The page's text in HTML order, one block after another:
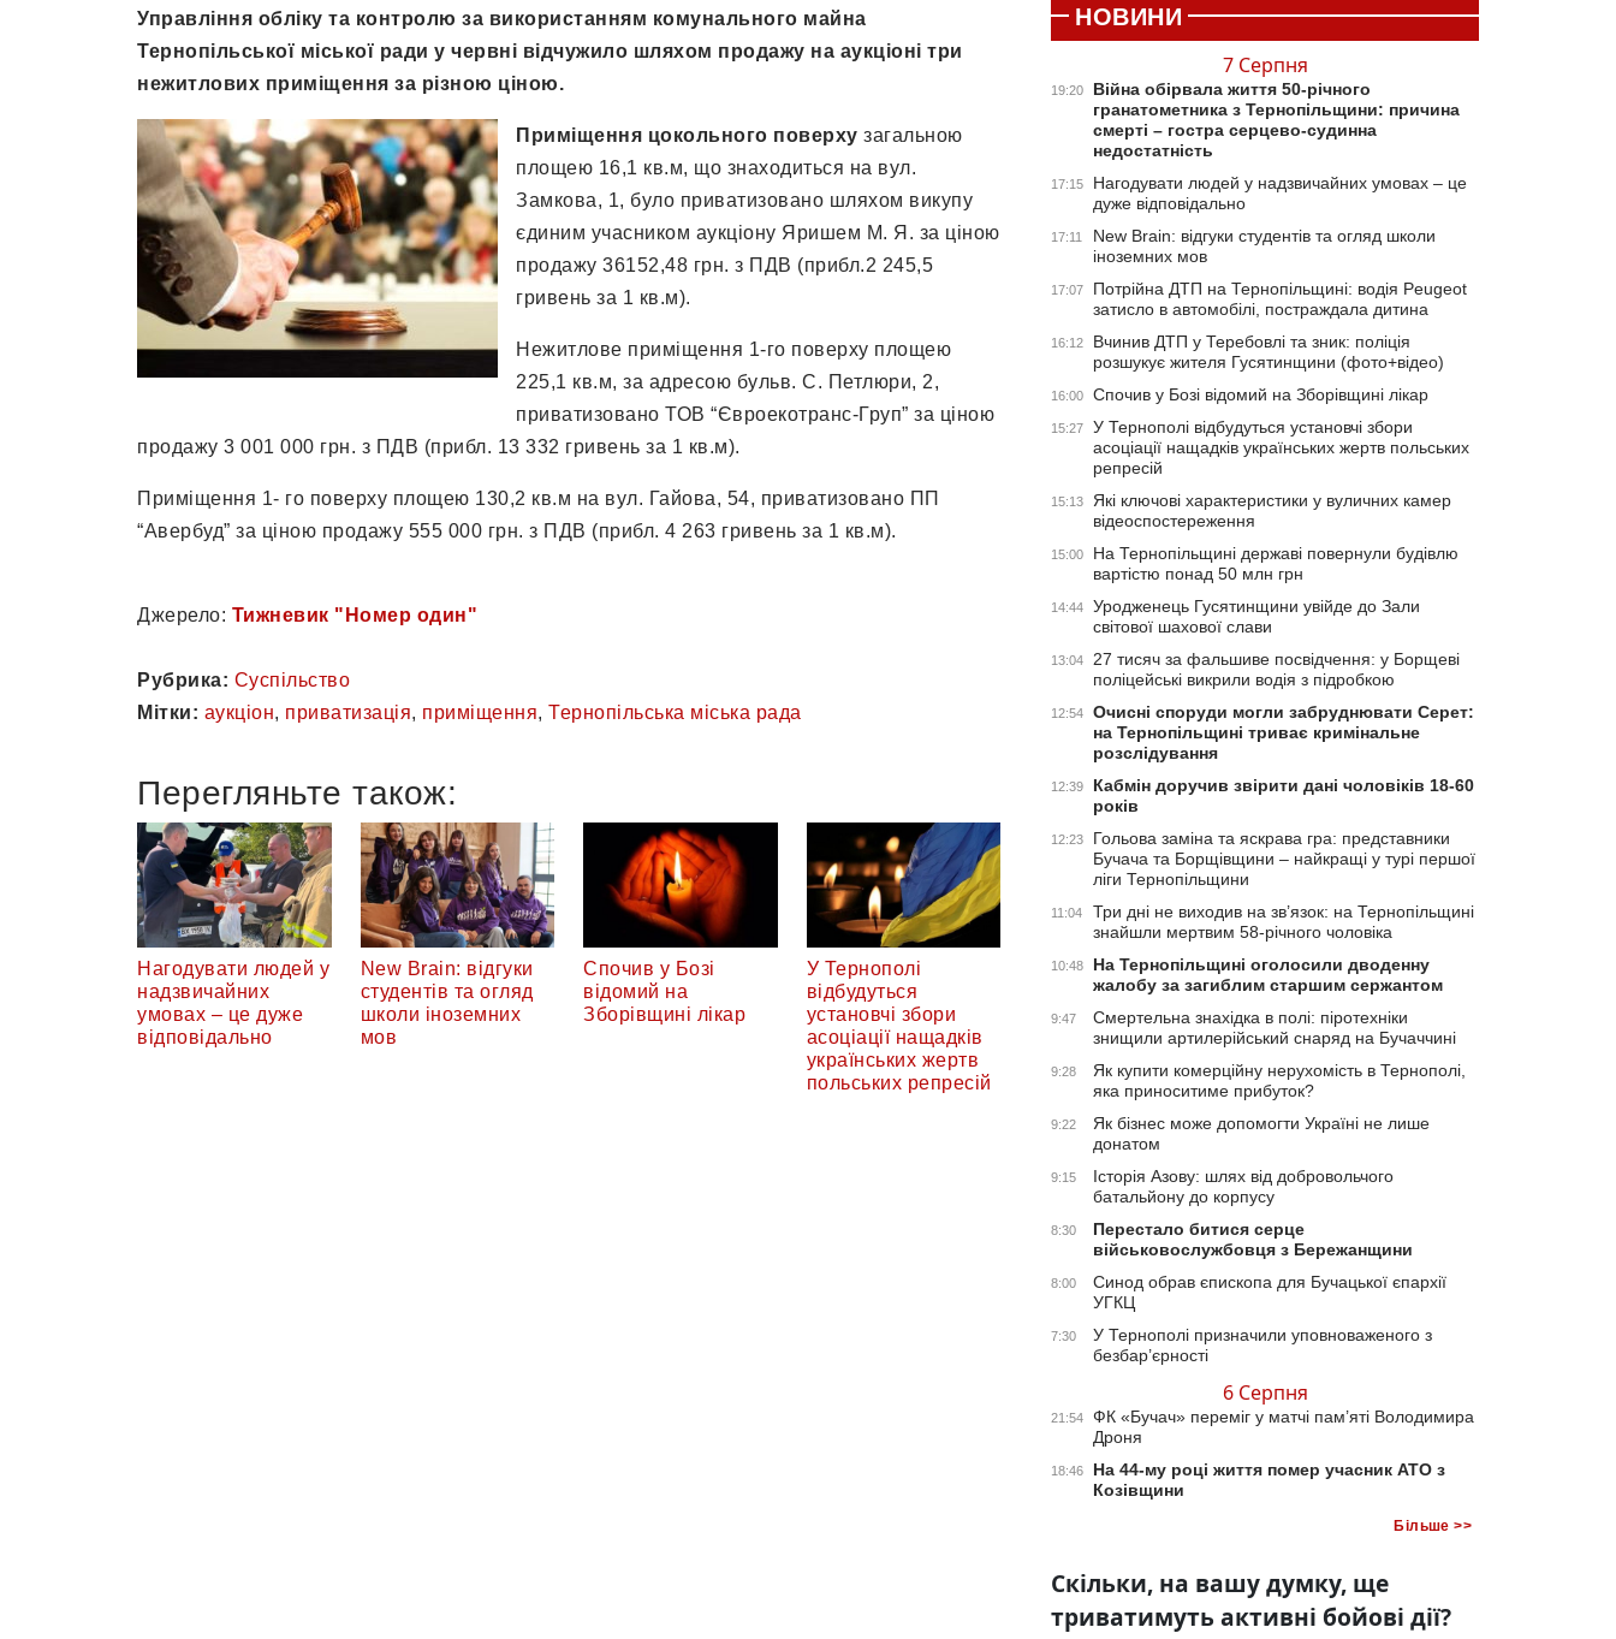
Управління обліку та контролю за використанням комунального майна
Тернопільської міської ради у червні відчужило шляхом продажу на аукціоні три
нежитлових приміщення за різною ціною.
Приміщення цокольного поверху загальною
площею 16,1 кв.м, що знаходиться на вул.
Замкова, 1, було приватизовано шляхом викупу
єдиним учасником аукціону Яришем М. Я. за ціною
продажу 36152,48 грн. з ПДВ (прибл.2 245,5
гривень за 1 кв.м).
Нежитлове приміщення 1-го поверху площею
225,1 кв.м, за адресою бульв. С. Петлюри, 2,
приватизовано ТОВ “Євроекотранс-Груп” за ціною
продажу 3 001 000 грн. з ПДВ (прибл. 13 332 гривень за 1 кв.м).
Приміщення 1- го поверху площею 130,2 кв.м на вул. Гайова, 54, приватизовано ПП
“Авербуд” за ціною продажу 555 000 грн. з ПДВ (прибл. 4 263 гривень за 1 кв.м).
Джерело: Тижневик "Номер один"
Рубрика: Суспільство
Мітки: аукціон, приватизація, приміщення, Тернопільська міська рада
Перегляньте також:
Нагодувати людей у
надзвичайних
умовах – це дуже
відповідально
New Brain: відгуки
студентів та огляд
школи іноземних
мов
Спочив у Бозі
відомий на
Зборівщині лікар
У Тернополі
відбудуться
установчі збори
асоціації нащадків
українських жертв
польських репресій
НОВИНИ
7 Серпня
19:20
Війна обірвала життя 50-річного
гранатометника з Тернопільщини: причина
смерті – гостра серцево-судинна
недостатність
17:15
Нагодувати людей у надзвичайних умовах – це
дуже відповідально
17:11
New Brain: відгуки студентів та огляд школи
іноземних мов
17:07
Потрійна ДТП на Тернопільщині: водія Peugeot
затисло в автомобілі, постраждала дитина
16:12
Вчинив ДТП у Теребовлі та зник: поліція
розшукує жителя Гусятинщини (фото+відео)
16:00 Спочив у Бозі відомий на Зборівщині лікар
15:27
У Тернополі відбудуться установчі збори
асоціації нащадків українських жертв польських
репресій
15:13
Які ключові характеристики у вуличних камер
відеоспостереження
15:00
На Тернопільщині державі повернули будівлю
вартістю понад 50 млн грн
14:44
Уродженець Гусятинщини увійде до Зали
світової шахової слави
13:04
27 тисяч за фальшиве посвідчення: у Борщеві
поліцейські викрили водія з підробкою
12:54
Очисні споруди могли забруднювати Серет:
на Тернопільщині триває кримінальне
розслідування
12:39
Кабмін доручив звірити дані чоловіків 18-60
років
12:23
Гольова заміна та яскрава гра: представники
Бучача та Борщівщини – найкращі у турі першої
ліги Тернопільщини
11:04
Три дні не виходив на зв’язок: на Тернопільщині
знайшли мертвим 58-річного чоловіка
10:48
На Тернопільщині оголосили дводенну
жалобу за загиблим старшим сержантом
9:47
Смертельна знахідка в полі: піротехніки
знищили артилерійський снаряд на Бучаччині
9:28
Як купити комерційну нерухомість в Тернополі,
яка приноситиме прибуток?
9:22
Як бізнес може допомогти Україні не лише
донатом
9:15
Історія Азову: шлях від добровольчого
батальйону до корпусу
8:30
Перестало битися серце
військовослужбовця з Бережанщини
8:00
Синод обрав єпископа для Бучацької єпархії
УГКЦ
7:30
У Тернополі призначили уповноваженого з
безбар’єрності
6 Серпня
21:54
ФК «Бучач» переміг у матчі пам’яті Володимира
Дроня
18:46
На 44-му році життя помер учасник АТО з
Козівщини
Більше >>
Скільки, на вашу думку, ще
триватимуть активні бойові дії?